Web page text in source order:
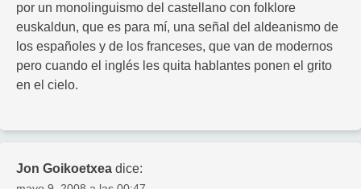
por un monolinguismo del castellano con folklore
euskaldun, que es para mí, una señal del aldeanismo de
los españoles y de los franceses, que van de modernos
pero cuando el inglés les quita hablantes ponen el grito
en el cielo.
Jon Goikoetxea dice: